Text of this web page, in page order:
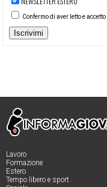
Confermo di aver letto e
Iscrivimi
Lavoro
Formazione
Estero
Tempo libero e sport